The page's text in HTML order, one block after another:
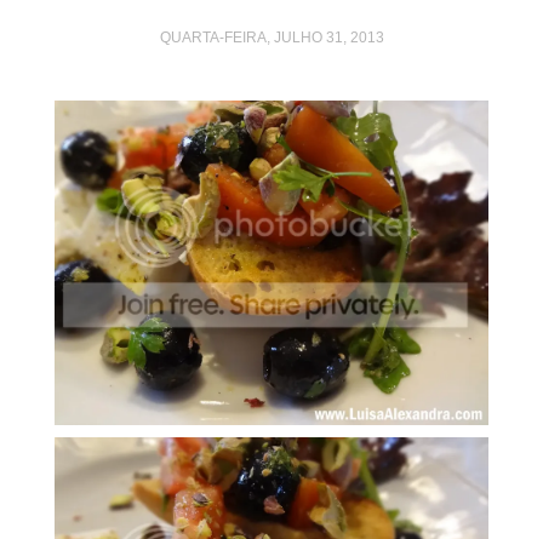
QUARTA-FEIRA, JULHO 31, 2013